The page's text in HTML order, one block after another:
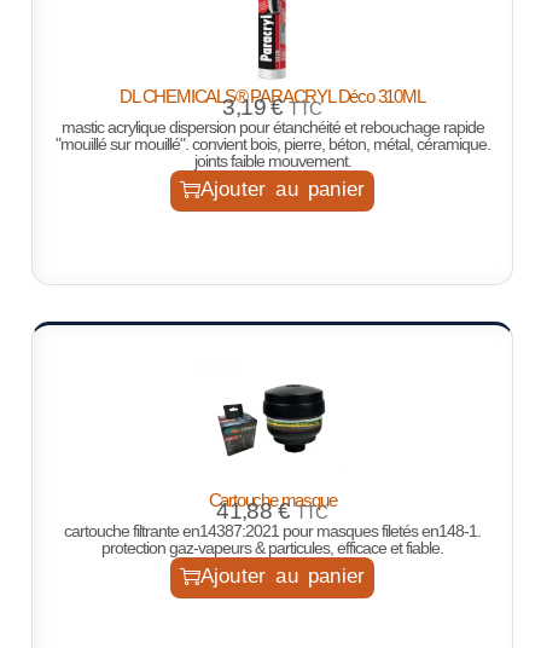
DL CHEMICALS® PARACRYL Déco 310ML
3,19€ TTC
mastic acrylique dispersion pour étanchéité et rebouchage rapide
"mouillé sur mouillé". convient bois, pierre, béton, métal, céramique.
joints faible mouvement.
Ajouter au panier
Cartouche masque
41,88€ TTC
cartouche filtrante en14387:2021 pour masques filetés en148-1.
protection gaz-vapeurs & particules, efficace et fiable.
Ajouter au panier